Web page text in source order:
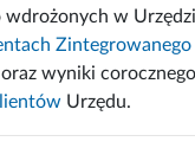
wdrożonych w
Zintegrowanego
oraz wyniki corocznego
Urzędu.